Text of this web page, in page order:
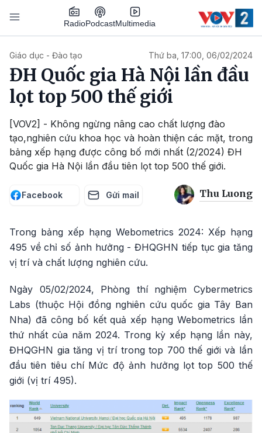
Nhảy đến nội dung
RadioPodcastMultimedia
Giáo dục - Đào tạo Thứ ba, 17:00, 06/02/2024
ĐH Quốc gia Hà Nội lần đầu
lọt top 500 thế giới
[VOV2] - Không ngừng nâng cao chất lượng đào
tạo,nghiên cứu khoa học và hoàn thiện các mặt, trong
bảng xếp hạng được công bố mới nhất (2/2024) ĐH
Quốc gia Hà Nội lần đầu tiên lọt top 500 thế giới.
Facebook Gửi mail Thu Luong
Trong bảng xếp hạng Webometrics 2024: Xếp hạng
495 về chỉ số ảnh hưởng - ĐHQGHN tiếp tục gia tăng
vị trí và chất lượng nghiên cứu.
Ngày 05/02/2024, Phòng thí nghiệm Cybermetrics
Labs (thuộc Hội đồng nghiên cứu quốc gia Tây Ban
Nha) đã công bố kết quả xếp hạng Webometrics lần
thứ nhất của năm 2024. Trong kỳ xếp hạng lần này,
ĐHQGHN gia tăng vị trí trong top 700 thế giới và lần
đầu tiên tiêu chí Mức độ ảnh hưởng lọt top 500 thế
giới (vị trí 495).